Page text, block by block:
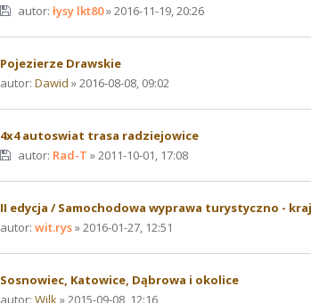
autor: łysy lkt80» 2016-11-19, 20:26
Pojezierze Drawskie
autor: Dawid » 2016-08-08, 09:02
4x4 autoswiat trasa radziejowice
autor: Rad-T » 2011-10-01, 17:08
II edycja / Samochodowa wyprawa turystyczno -
autor: wit.rys» 2016-01-27, 12:51
Sosnowiec, Katowice, Dąbrowa i okolice
autor: Wilk» 2015-09-08, 12:16